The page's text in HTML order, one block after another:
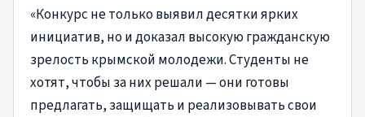
«Конкурс не только выявил десятки ярких
инициатив, но и доказал высокую гражданскую
зрелость крымской молодежи. Студенты не
хотят, чтобы за них решали — они готовы
предлагать, защищать и реализовывать свои